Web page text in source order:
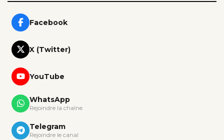
Facebook
X (Twitter)
YouTube
WhatsApp
Rejoindre la chaîne
Telegram
Rejoindre le canal